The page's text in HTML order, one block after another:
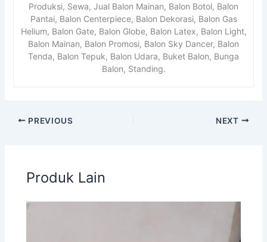
Produksi, Sewa, Jual Balon Mainan, Balon Botol, Balon
Pantai, Balon Centerpiece, Balon Dekorasi, Balon Gas
Helium, Balon Gate, Balon Globe, Balon Latex, Balon Light,
Balon Mainan, Balon Promosi, Balon Sky Dancer, Balon
Tenda, Balon Tepuk, Balon Udara, Buket Balon, Bunga
Balon, Standing.
PREVIOUS NEXT
Produk Lain